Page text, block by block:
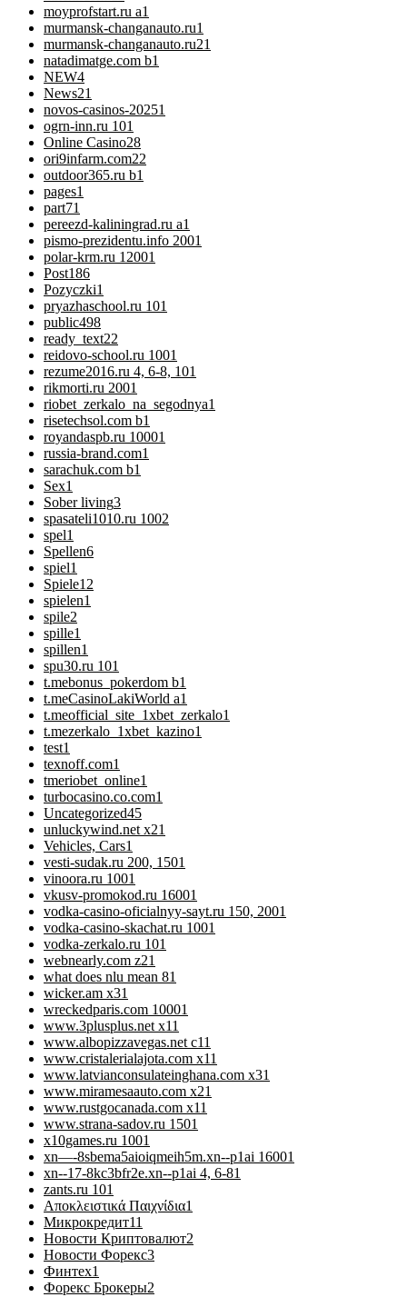
moyprofstart.ru a1
murmansk-changanauto.ru1
murmansk-changanauto.ru21
natadimatge.com b1
NEW4
News21
novos-casinos-20251
ogrn-inn.ru 101
Online Casino28
ori9infarm.com22
outdoor365.ru b1
pages1
part71
pereezd-kaliningrad.ru a1
pismo-prezidentu.info 2001
polar-krm.ru 12001
Post186
Pozyczki1
pryazhaschool.ru 101
public498
ready_text22
reidovo-school.ru 1001
rezume2016.ru 4, 6-8, 101
rikmorti.ru 2001
riobet_zerkalo_na_segodnya1
risetechsol.com b1
royandaspb.ru 10001
russia-brand.com1
sarachuk.com b1
Sex1
Sober living3
spasateli1010.ru 1002
spel1
Spellen6
spiel1
Spiele12
spielen1
spile2
spille1
spillen1
spu30.ru 101
t.mebonus_pokerdom b1
t.meCasinoLakiWorld a1
t.meofficial_site_1xbet_zerkalo1
t.mezerkalo_1xbet_kazino1
test1
texnoff.com1
tmeriobet_online1
turbocasino.co.com1
Uncategorized45
unluckywind.net x21
Vehicles, Cars1
vesti-sudak.ru 200, 1501
vinoora.ru 1001
vkusv-promokod.ru 16001
vodka-casino-oficialnyy-sayt.ru 150, 2001
vodka-casino-skachat.ru 1001
vodka-zerkalo.ru 101
webnearly.com z21
what does nlu mean 81
wicker.am x31
wreckedparis.com 10001
www.3plusplus.net x11
www.albopizzavegas.net c11
www.cristalerialajota.com x11
www.latvianconsulateinghana.com x31
www.miramesaauto.com x21
www.rustgocanada.com x11
www.strana-sadov.ru 1501
x10games.ru 1001
xn—-8sbema5aioiqmeih5m.xn--p1ai 16001
xn--17-8kc3bfr2e.xn--p1ai 4, 6-81
zants.ru 101
Αποκλειστικά Παιχνίδια1
Микрокредит11
Новости Криптовалют2
Новости Форекс3
Финтех1
Форекс Брокеры2